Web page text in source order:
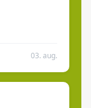
03. aug.